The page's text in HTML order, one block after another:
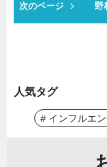
次のページ 野
人気タグ
# インフルエ